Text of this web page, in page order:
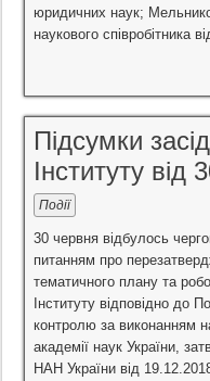
юридичних наук;
наукового співробітника
Підсумки
Інституту від
Події
30 червня відбулось
питанням про
тематичного плану та
Інституту відповідно до
контролю за виконанням
академії наук України,
НАН України від